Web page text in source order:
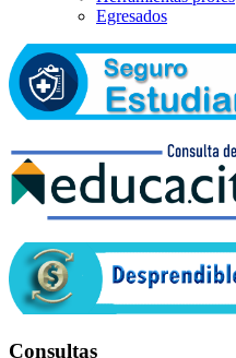
Egresados
Consultas